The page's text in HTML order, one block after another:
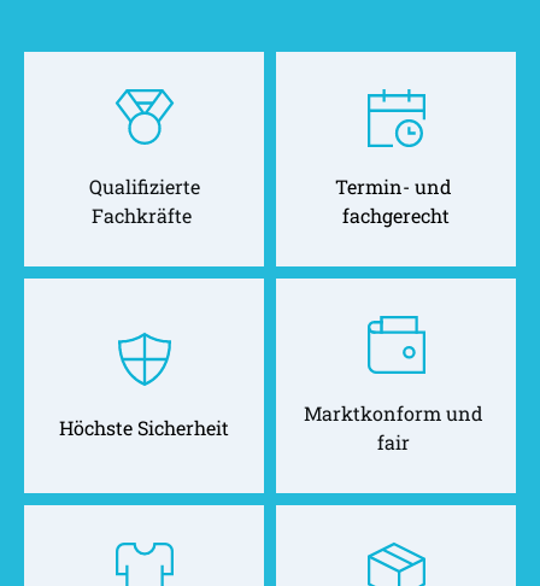
Qualifizierte
Fachkräfte
Termin- und
fachgerecht
Höchste Sicherheit
Marktkonform und
fair